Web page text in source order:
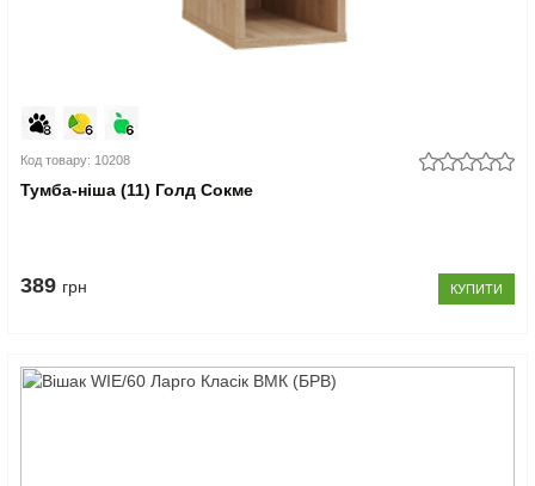
Код товару: 10208
Тумба-ніша (11) Голд Сокме
389 грн КУПИТИ